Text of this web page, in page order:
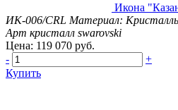
Икона
ИК-006/CRL Материал:
Арт кристалл swarovski
Цена: 119 070 руб.
-
+
Купить